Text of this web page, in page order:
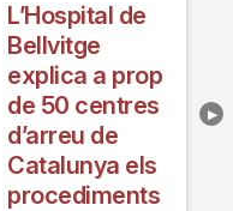
L’Hospital de
Bellvitge
explica a prop
de 50 centres
d’arreu de
Catalunya els
procediments